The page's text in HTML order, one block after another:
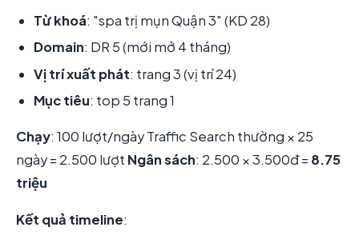
Từ khoá: "spa trị mụn Quận 3" (KD 28)
Domain: DR 5 (mới mở 4 tháng)
Vị trí xuất phát: trang 3 (vị trí 24)
Mục tiêu: top 5 trang 1
Chạy: 100 lượt/ngày Traffic Search thường × 25
ngày = 2.500 lượt Ngân sách: 2.500 × 3.500đ = 8.75
triệu
Kết quả timeline: